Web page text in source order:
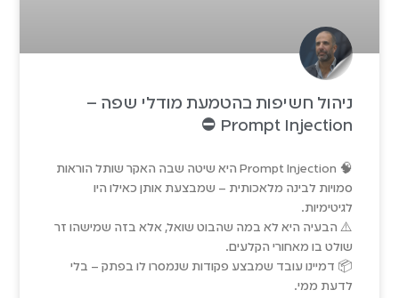
ניהול חשיפות בהטמעת מודלי שפה –
Prompt Injection ⛔
🧠 Prompt Injection היא שיטה שבה האקר שותל הוראות
סמויות לבינה מלאכותית – שמבצעת אותן כאילו היו
לגיטימיות.
⚠️ הבעיה היא לא במה שהבוט שואל, אלא בזה שמישהו זר
שולט בו מאחורי הקלעים.
📦 דמיינו עובד שמבצע פקודות שנמסרו לו בפתק – בלי
לדעת ממי.